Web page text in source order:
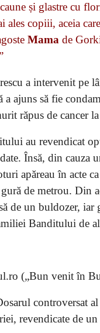
și glastre cu
ales copiii, aceia
Mama de
a intervenit pe
a ajuns să fie
răpus de cancer
au revendicat
Însă, din
apăreau în acte
de metrou. Din
de un buldozer,
Banditului de
(„Bun venit în
controversat
revendicate de